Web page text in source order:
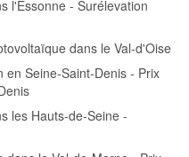
l'Essonne - Surélevation
dans le Val-d'Oise
en Seine-Saint-Denis - Prix
les Hauts-de-Seine -